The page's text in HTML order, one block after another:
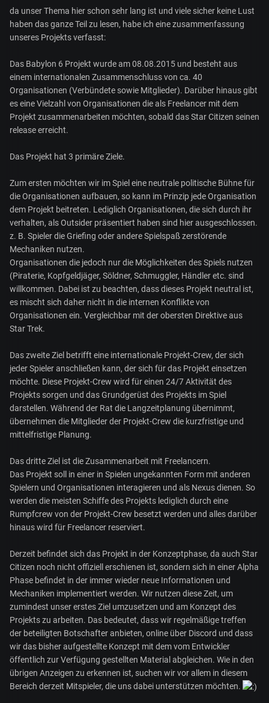
da unser Thema hier schon sehr lang ist und viele sicher keine Lust
haben das ganze Teil zu lesen, habe ich eine zusammenfassung
unseres Projekts verfasst:
Das Babylon 6 Projekt wurde am 08.08.2015 und besteht aus
einem internationalen Zusammenschluss von ca. 40
Organisationen (Verbündete sowie Mitglieder). Darüber hinaus gibt
es eine Vielzahl von Organisationen die als Freelancer mit dem
Projekt zusammenarbeiten möchten, sobald das Star Citizen seinen
release erreicht.
Das Projekt hat 3 primäre Ziele.
Zum ersten möchten wir im Spiel eine neutrale politische Bühne für
die Organisationen aufbauen, so kann im Prinzip jede Organisation
dem Projekt beitreten. Lediglich Organisationen, die sich durch ihr
verhalten, als Outsider präsentiert haben sind hier ausgeschlossen.
z. B. Spieler die Griefing oder andere Spielspaß zerstörende
Mechaniken nutzen.
Organisationen die jedoch nur die Möglichkeiten des Spiels nutzen
(Piraterie, Kopfgeldjäger, Söldner, Schmuggler, Händler etc. sind
willkommen. Dabei ist zu beachten, dass dieses Projekt neutral ist,
es mischt sich daher nicht in die internen Konflikte von
Organisationen ein. Vergleichbar mit der obersten Direktive aus
Star Trek.
Das zweite Ziel betrifft eine internationale Projekt-Crew, der sich
jeder Spieler anschließen kann, der sich für das Projekt einsetzen
möchte. Diese Projekt-Crew wird für einen 24/7 Aktivität des
Projekts sorgen und das Grundgerüst des Projekts im Spiel
darstellen. Während der Rat die Langzeitplanung übernimmt,
übernehmen die Mitglieder der Projekt-Crew die kurzfristige und
mittelfristige Planung.
Das dritte Ziel ist die Zusammenarbeit mit Freelancern.
Das Projekt soll in einer in Spielen ungekannten Form mit anderen
Spielern und Organisationen interagieren und als Nexus dienen. So
werden die meisten Schiffe des Projekts lediglich durch eine
Rumpfcrew von der Projekt-Crew besetzt werden und alles darüber
hinaus wird für Freelancer reserviert.
Derzeit befindet sich das Projekt in der Konzeptphase, da auch Star
Citizen noch nicht offiziell erschienen ist, sondern sich in einer Alpha
Phase befindet in der immer wieder neue Informationen und
Mechaniken implementiert werden. Wir nutzen diese Zeit, um
zumindest unser erstes Ziel umzusetzen und am Konzept des
Projekts zu arbeiten. Das bedeutet, dass wir regelmäßige treffen
der beteiligten Botschafter anbieten, online über Discord und dass
wir das bisher aufgestellte Konzept mit dem vom Entwickler
öffentlich zur Verfügung gestellten Material abgleichen. Wie in den
übrigen Anzeigen zu erkennen ist, suchen wir vor allem in diesem
Bereich derzeit Mitspieler, die uns dabei unterstützen möchten.